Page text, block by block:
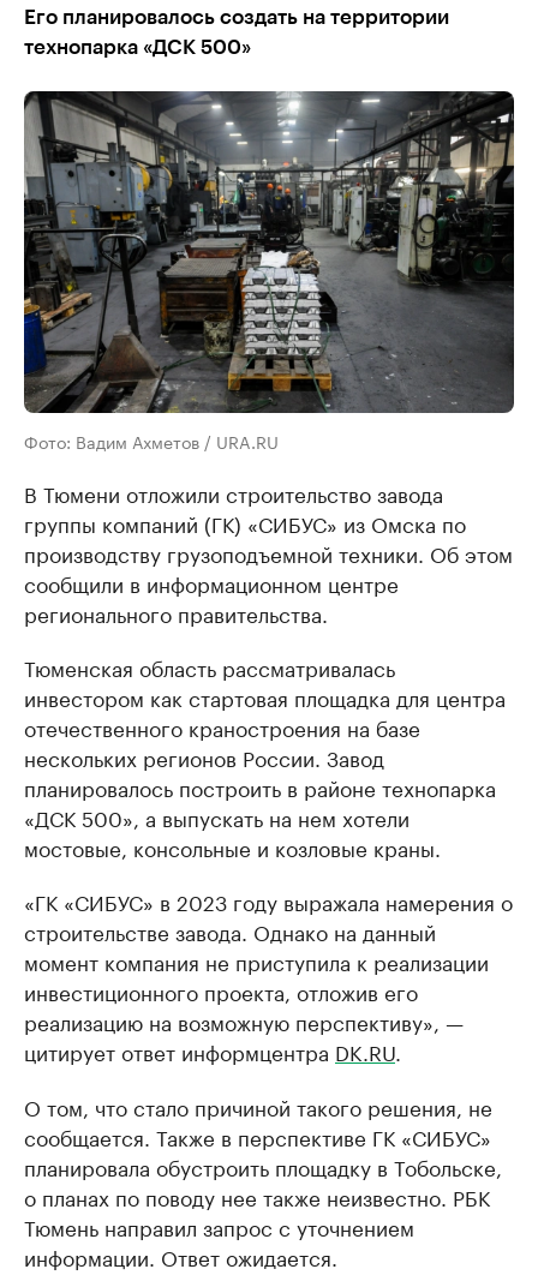
Его планировалось создать на территории
технопарка «ДСК 500»
Фото: Вадим Ахметов / URA.RU
В Тюмени отложили строительство завода
группы компаний (ГК) «СИБУС» из Омска по
производству грузоподъемной техники. Об этом
сообщили в информационном центре
регионального правительства.
Тюменская область рассматривалась
инвестором как стартовая площадка для центра
отечественного краностроения на базе
нескольких регионов России. Завод
планировалось построить в районе технопарка
«ДСК 500», а выпускать на нем хотели
мостовые, консольные и козловые краны.
«ГК «СИБУС» в 2023 году выражала намерения о
строительстве завода. Однако на данный
момент компания не приступила к реализации
инвестиционного проекта, отложив его
реализацию на возможную перспективу», —
цитирует ответ информцентра DK.RU
О том, что стало причиной такого решения, не
сообщается. Также в перспективе ГК «СИБУС»
планировала обустроить площадку в Тобольске,
о планах по поводу нее также неизвестно. РБК
Тюмень направил запрос с уточнением
информации. Ответ ожидается.